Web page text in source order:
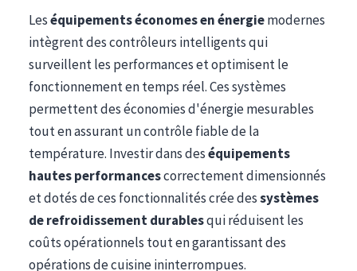
Leséquipements économes en énergiemodernes
intègrent des contrôleurs intelligents qui
surveillent les performances et optimisent le
fonctionnement en temps réel. Ces systèmes
permettent des économies d'énergie mesurables
tout en assurant un contrôle fiable de la
température. Investir dans deséquipements
hautes performancescorrectement dimensionnés
et dotés de ces fonctionnalités crée dessystèmes
de refroidissement durablesqui réduisent les
coûts opérationnels tout en garantissant des
opérations de cuisine ininterrompues.